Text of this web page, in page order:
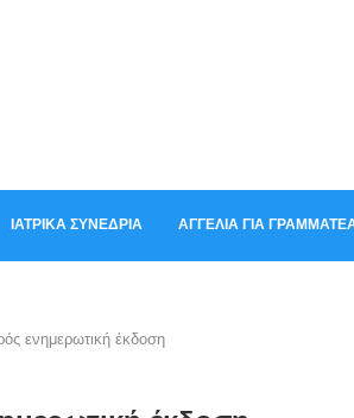
ΙΑΤΡΙΚΆ ΣΥΝΈΔΡΙΑ ΑΓΓΕΛΊΑ ΓΙΑ
ενημερωτική έκδοση